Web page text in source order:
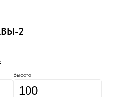
2
Высота